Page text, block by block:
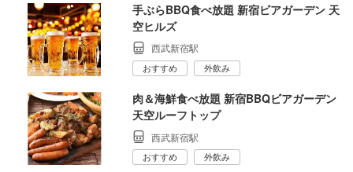
手ぶらBBQ食べ放題 新宿ビアガーデン 天
空ヒルズ
西武新宿駅
おすすめ 外飲み
肉＆海鮮食べ放題 新宿BBQビアガーデン
天空ルーフトップ
西武新宿駅
おすすめ 外飲み